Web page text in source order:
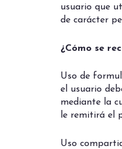
usuario que
de carácter
¿Cómo se
Uso de
el usuario
mediante la
le remitirá el
Uso